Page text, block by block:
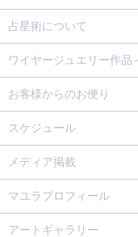
占星術について
ワイヤージュエリー作品
お客様からのお便り
スケジュール
メディア掲載
マユラプロフィール
アートギャラリー